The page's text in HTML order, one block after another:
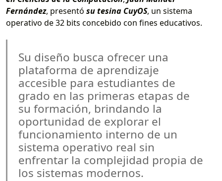
Fernández, presentó su tesina CuyOS, un sistema
operativo de 32 bits concebido con fines educativos.
Su diseño busca ofrecer una
plataforma de aprendizaje
accesible para estudiantes de
grado en las primeras etapas de
su formación, brindando la
oportunidad de explorar el
funcionamiento interno de un
sistema operativo real sin
enfrentar la complejidad propia de
los sistemas modernos.